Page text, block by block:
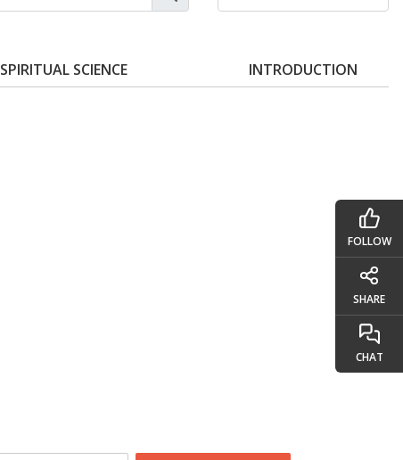
SPIRITUAL SCIENCE INTRODUCTION
FOLLOW
SHARE
CHAT